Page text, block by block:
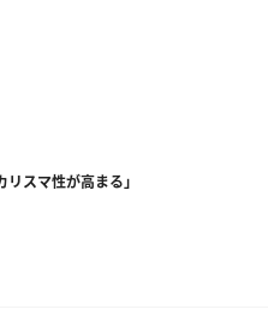
リスマ性が高まる」